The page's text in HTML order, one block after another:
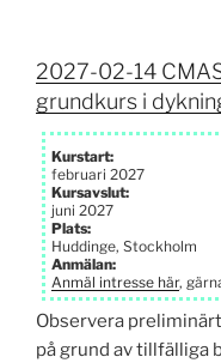
2027-02-14
grundkurs i
Kurstart:
februari 2027
Kursavslut:
juni 2027
Plats:
Huddinge, Stockholm
Anmälan:
Anmäl intresse här,
Observera
på grund av tillfälliga